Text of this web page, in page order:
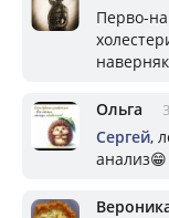
Перво-
Ольга
Сергей,
анализ😁